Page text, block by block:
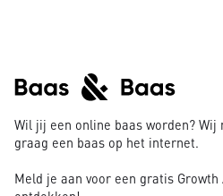
Wil jij een online baas worden?
graag een baas op het internet.
Meld je aan voor een gratis